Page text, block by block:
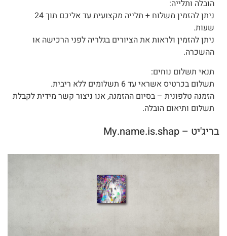
הובלה ותלייה:
ניתן להזמין משלוח + תלייה מקצועית עד אליכם תוך 24
שעות.
ניתן להזמין ולראות את הציורים בגלריה לפני הרכישה או
ההשכרה.
תנאי תשלום נוחים:
תשלום בכרטיס אשראי עד 6 תשלומים ללא ריבית.
הזמנה טלפונית – בסיום ההזמנה, אנו ניצור קשר מידית לקבלת
תשלום ותיאום הובלה.
בריג'יט – My.name.is.shap